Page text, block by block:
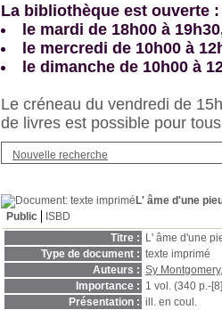
La bibliothèque est ouverte :
le mardi de 18h00 à
le mercredi de 10h00 à
le dimanche de 10h00 à
Le créneau du vendredi de
de livres est possible pour
Nouvelle recherche
L' âme d'une
Public
ISBD
Titre : L' âme d'une
Type de document : texte imprimé
Auteurs : Sy Montgomery
Importance : 1 vol. (340 p.-
Présentation : ill. en coul.